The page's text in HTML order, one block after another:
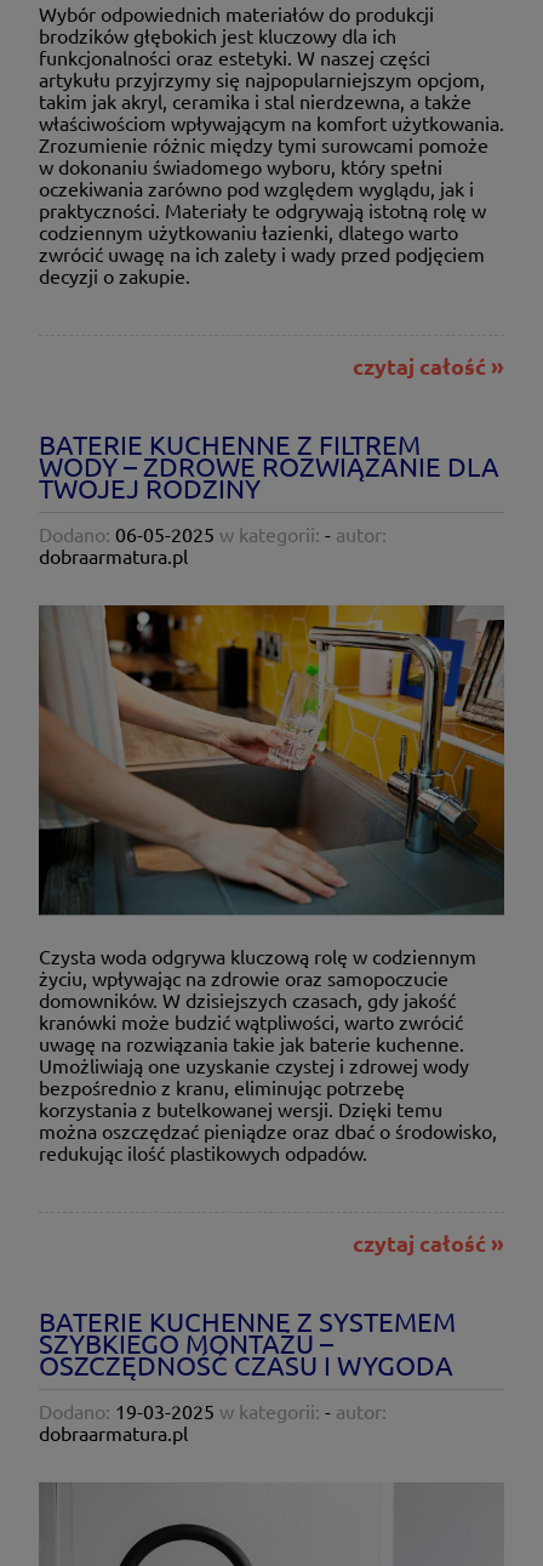
Wybór odpowiednich materiałów do produkcji
brodzików głębokich jest kluczowy dla ich
funkcjonalności oraz estetyki. W naszej części
artykułu przyjrzymy się najpopularniejszym opcjom,
takim jak akryl, ceramika i stal nierdzewna, a także
właściwościom wpływającym na komfort użytkowania.
Zrozumienie różnic między tymi surowcami pomoże
w dokonaniu świadomego wyboru, który spełni
oczekiwania zarówno pod względem wyglądu, jak i
praktyczności. Materiały te odgrywają istotną rolę w
codziennym użytkowaniu łazienki, dlatego warto
zwrócić uwagę na ich zalety i wady przed podjęciem
decyzji o zakupie.
czytaj całość »
BATERIE KUCHENNE Z FILTREM
WODY – ZDROWE ROZWIĄZANIE DLA
TWOJEJ RODZINY
Dodano: 06-05-2025 w kategorii: - autor:
dobraarmatura.pl
Czysta woda odgrywa kluczową rolę w codziennym
życiu, wpływając na zdrowie oraz samopoczucie
domowników. W dzisiejszych czasach, gdy jakość
kranówki może budzić wątpliwości, warto zwrócić
uwagę na rozwiązania takie jak baterie kuchenne.
Umożliwiają one uzyskanie czystej i zdrowej wody
bezpośrednio z kranu, eliminując potrzebę
korzystania z butelkowanej wersji. Dzięki temu
można oszczędzać pieniądze oraz dbać o środowisko,
redukując ilość plastikowych odpadów.
czytaj całość »
BATERIE KUCHENNE Z SYSTEMEM
SZYBKIEGO MONTAŻU –
OSZCZĘDNOŚĆ CZASU I WYGODA
Dodano: 19-03-2025 w kategorii: - autor:
dobraarmatura.pl